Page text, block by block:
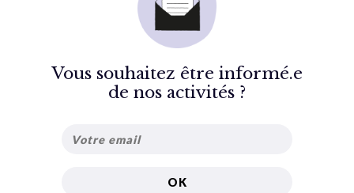
Vous souhaitez être informé.e
de nos activités ?